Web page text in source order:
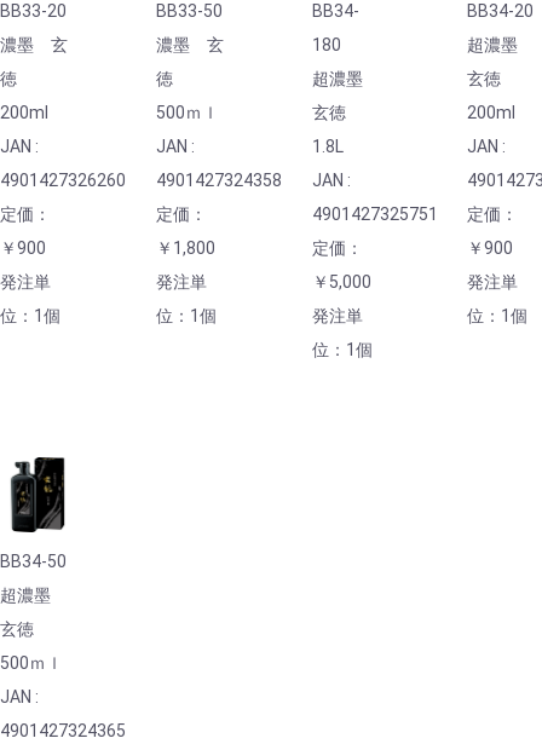
BB33-20
濃墨 玄
徳
200ml
JAN :
4901427326260
定価：
￥900
発注単
位：1個
BB33-50
濃墨 玄
徳
500ｍｌ
JAN :
4901427324358
定価：
￥1,800
発注単
位：1個
BB34-
180
超濃墨
玄徳
1.8L
JAN :
4901427325751
定価：
￥5,000
発注単
位：1個
BB34-20
超濃墨
玄徳
200ml
JAN :
定価：
￥900
発注単
位：1個
BB34-50
超濃墨
玄徳
500ｍｌ
JAN :
4901427324365